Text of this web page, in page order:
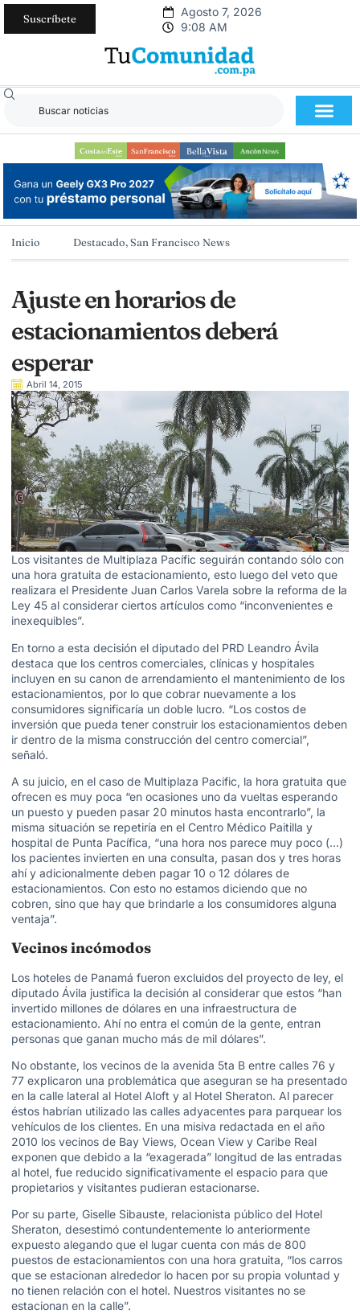
Suscríbete
Agosto 7, 2026
9:08 AM
Inicio Destacado,San Francisco News
Ajuste en horarios de
estacionamientos deberá
esperar
Abril 14, 2015
Los visitantes de Multiplaza Pacífic seguirán contando sólo con
una hora gratuita de estacionamiento, esto luego del veto que
realizara el Presidente Juan Carlos Varela sobre la reforma de la
Ley 45 al considerar ciertos artículos como “inconvenientes e
inexequibles”.
En torno a esta decisión el diputado del PRD Leandro Ávila
destaca que los centros comerciales, clínicas y hospitales
incluyen en su canon de arrendamiento el mantenimiento de los
estacionamientos, por lo que cobrar nuevamente a los
consumidores significaría un doble lucro. “Los costos de
inversión que pueda tener construir los estacionamientos deben
ir dentro de la misma construcción del centro comercial”,
señaló.
A su juicio, en el caso de Multiplaza Pacific, la hora gratuita que
ofrecen es muy poca “en ocasiones uno da vueltas esperando
un puesto y pueden pasar 20 minutos hasta encontrarlo”, la
misma situación se repetiría en el Centro Médico Paitilla y
hospital de Punta Pacífica, “una hora nos parece muy poco (…)
los pacientes invierten en una consulta, pasan dos y tres horas
ahí y adicionalmente deben pagar 10 o 12 dólares de
estacionamientos. Con esto no estamos diciendo que no
cobren, sino que hay que brindarle a los consumidores alguna
ventaja”.
Vecinos incómodos
Los hoteles de Panamá fueron excluidos del proyecto de ley, el
diputado Ávila justifica la decisión al considerar que estos “han
invertido millones de dólares en una infraestructura de
estacionamiento. Ahí no entra el común de la gente, entran
personas que ganan mucho más de mil dólares”.
No obstante, los vecinos de la avenida 5ta B entre calles 76 y
77 explicaron una problemática que aseguran se ha presentado
en la calle lateral al Hotel Aloft y al Hotel Sheraton. Al parecer
éstos habrían utilizado las calles adyacentes para parquear los
vehículos de los clientes. En una misiva redactada en el año
2010 los vecinos de Bay Views, Ocean View y Caribe Real
exponen que debido a la “exagerada” longitud de las entradas
al hotel, fue reducido significativamente el espacio para que
propietarios y visitantes pudieran estacionarse.
Por su parte, Giselle Sibauste, relacionista público del Hotel
Sheraton, desestimó contundentemente lo anteriormente
expuesto alegando que el lugar cuenta con más de 800
puestos de estacionamientos con una hora gratuita, “los carros
que se estacionan alrededor lo hacen por su propia voluntad y
no tienen relación con el hotel. Nuestros visitantes no se
estacionan en la calle”.